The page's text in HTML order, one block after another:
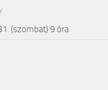
(szombat) 9 óra